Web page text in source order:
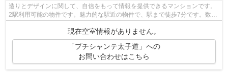
造りとデザインに関して、自信をもって情報を提供できるマンションです。
2駅利用可能の物件です。魅力的な駅近の物件で、駅まで徒歩7分です。数多
現在空室情報がありません。
「プチシャンテ太子道」への
お問い合わせはこちら